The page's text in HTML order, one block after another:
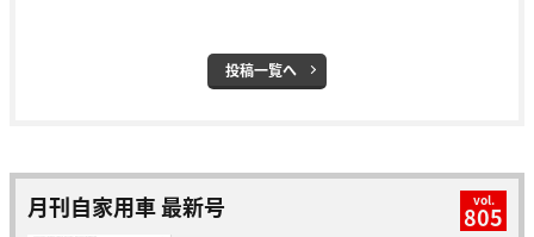
投稿一覧へ
月刊自家用車 最新号 vol.
805